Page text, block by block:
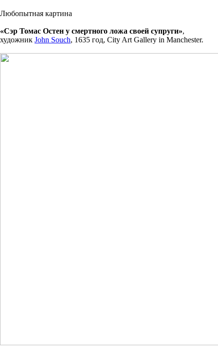
Любопытная картина
«Сэр Томас Остен у смертного ложа своей супруги»,
художник John Souch, 1635 год, City Art Gallery in Manchester.